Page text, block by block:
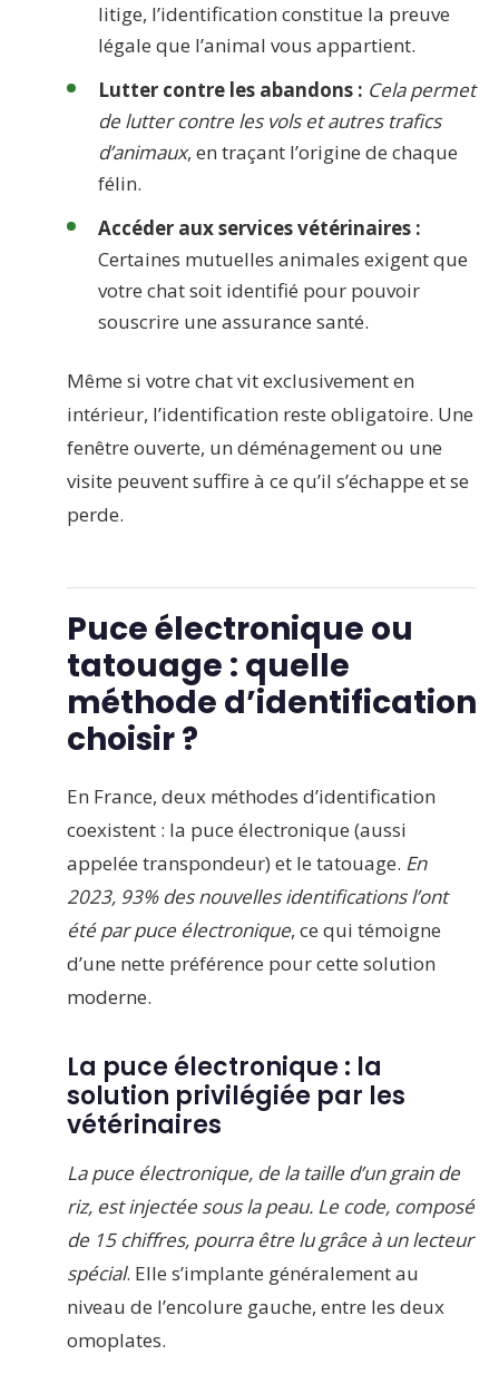
litige, l’identification constitue la preuve
légale que l’animal vous appartient.
Lutter contre les abandons : Cela permet
de lutter contre les vols et autres trafics
d’animaux, en traçant l’origine de chaque
félin.
Accéder aux services vétérinaires :
Certaines mutuelles animales exigent que
votre chat soit identifié pour pouvoir
souscrire une assurance santé.
Même si votre chat vit exclusivement en
intérieur, l’identification reste obligatoire. Une
fenêtre ouverte, un déménagement ou une
visite peuvent suffire à ce qu’il s’échappe et se
perde.
Puce électronique ou
tatouage : quelle
méthode d’identification
choisir ?
En France, deux méthodes d’identification
coexistent : la puce électronique (aussi
appelée transpondeur) et le tatouage. En
2023, 93% des nouvelles identifications l’ont
été par puce électronique, ce qui témoigne
d’une nette préférence pour cette solution
moderne.
La puce électronique : la
solution privilégiée par les
vétérinaires
La puce électronique, de la taille d’un grain de
riz, est injectée sous la peau. Le code, composé
de 15 chiffres, pourra être lu grâce à un lecteur
spécial. Elle s’implante généralement au
niveau de l’encolure gauche, entre les deux
omoplates.